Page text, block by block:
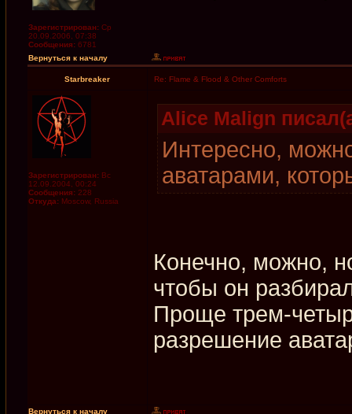
Зарегистрирован: Ср
20.09.2006, 07:38
Сообщения: 6781
Вернуться к началу
Starbreaker Re: Flame & Flood & Other Comforts
Зарегистрирован: Вс
12.09.2004, 00:24
Сообщения: 228
Откуда: Moscow, Russia
Alice Malign
Интересно,
аватарами,
Конечно, можно,
чтобы он
Проще трем-
разрешение
Вернуться к началу